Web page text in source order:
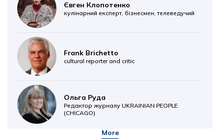
Євген Клопотенко
кулінарний експерт, бізнесмен, телеведучий
Frank Brichetto
cultural reporter and critic
Ольга Руда
Редактор журналу UKRAINIAN PEOPLE
(CHICAGO)
More